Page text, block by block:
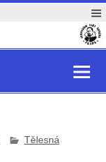
Tělesná